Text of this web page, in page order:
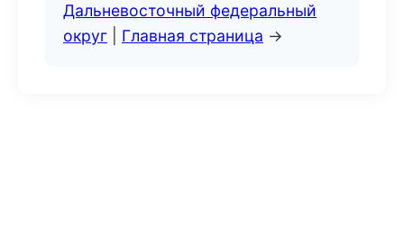
Дальневосточный федеральный
округ
Главная страница →